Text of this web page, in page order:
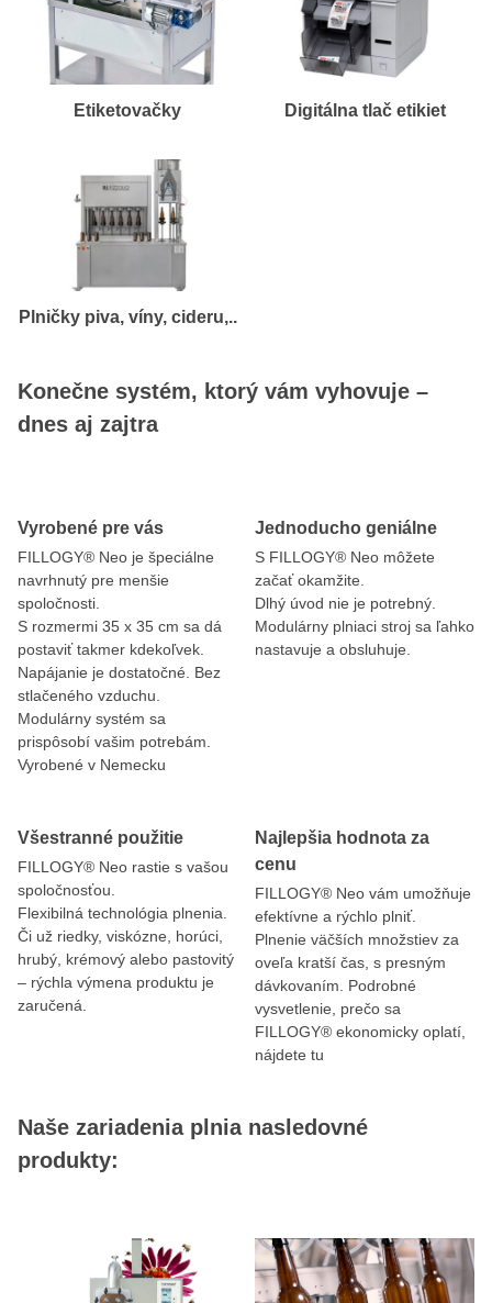
Etiketovačky Digitálna tlač etikiet
Plničky piva, víny, cideru,..
Konečne systém, ktorý vám vyhovuje –
dnes aj zajtra
Vyrobené pre vás
FILLOGY® Neo je špeciálne
navrhnutý pre menšie
spoločnosti.
S rozmermi 35 x 35 cm sa dá
postaviť takmer kdekoľvek.
Napájanie je dostatočné. Bez
stlačeného vzduchu.
Modulárny systém sa
prispôsobí vašim potrebám.
Vyrobené v Nemecku
Jednoducho geniálne
S FILLOGY® Neo môžete
začať okamžite.
Dlhý úvod nie je potrebný.
Modulárny plniaci stroj sa ľahko
nastavuje a obsluhuje.
Všestranné použitie
FILLOGY® Neo rastie s vašou
spoločnosťou.
Flexibilná technológia plnenia.
Či už riedky, viskózne, horúci,
hrubý, krémový alebo pastovitý
– rýchla výmena produktu je
zaručená.
Najlepšia hodnota za
cenu
FILLOGY® Neo vám umožňuje
efektívne a rýchlo plniť.
Plnenie väčších množstiev za
oveľa kratší čas, s presným
dávkovaním. Podrobné
vysvetlenie, prečo sa
FILLOGY® ekonomicky oplatí,
nájdete tu
Naše zariadenia plnia nasledovné
produkty: